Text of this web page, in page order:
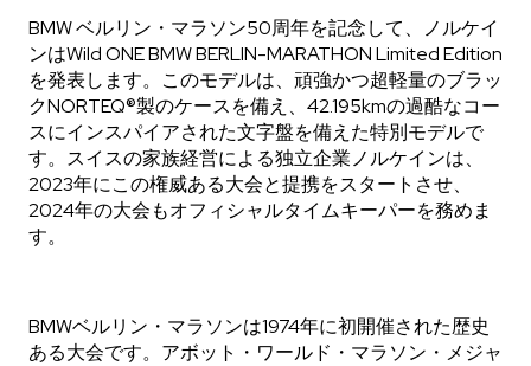
CHF 5,250
WILD ONE SKELETON
TURQUOISE
42mm
CHF 4,450
ADVENTURE CHRONO
NHL LIMITED EDITION
41mm
BMW ベルリン・マラソン50周年を記念して、ノルケイ
ンはWild ONE BMW BERLIN-MARATHON Limited Edition
を発表します。このモデルは、頑強かつ超軽量のブラッ
クNORTEQ®製のケースを備え、42.195kmの過酷なコー
スにインスパイアされた文字盤を備えた特別モデルで
す。スイスの家族経営による独立企業ノルケインは、
2023年にこの権威ある大会と提携をスタートさせ、
2024年の大会もオフィシャルタイムキーパーを務めま
す。
BMWベルリン・マラソンは1974年に初開催された歴史
ある大会です。アボット・ワールド・マラソン・メジャ